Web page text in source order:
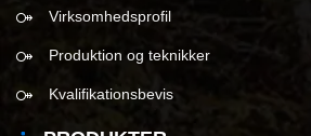
Virksomhedsprofil
Produktion og teknikker
Kvalifikationsbevis